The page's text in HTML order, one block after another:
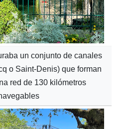
un conjunto de canales
o Saint-Denis) que forman
red de 130 kilómetros